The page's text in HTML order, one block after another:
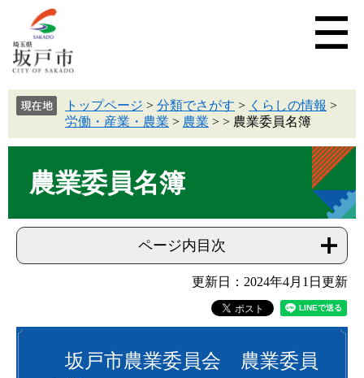
トップページ > 分類でさがす > くらしの情報 >
労働・産業・農業 > 農業 > > 農業委員名簿
農業委員名簿
ページ内目次
更新日：2024年4月1日更新
坂戸市農業委員会 農業委員